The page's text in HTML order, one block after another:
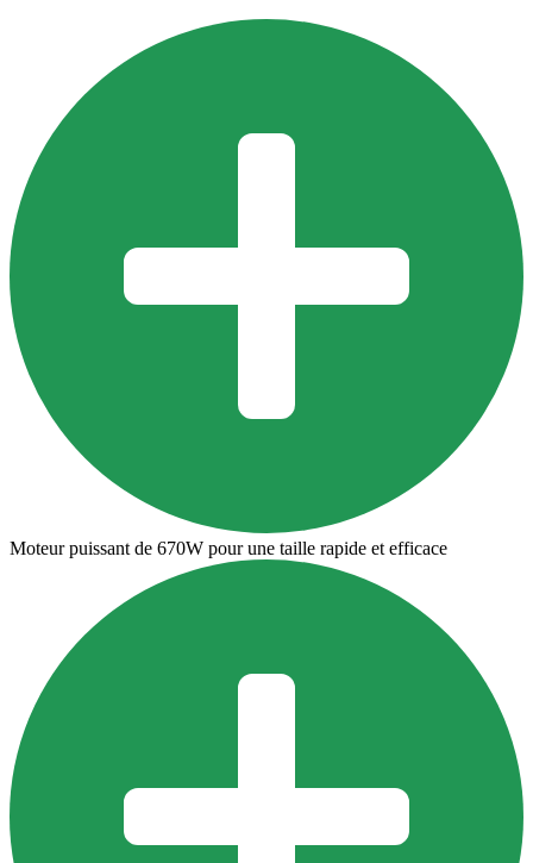
Moteur puissant de 670W pour une taille rapide et efficace